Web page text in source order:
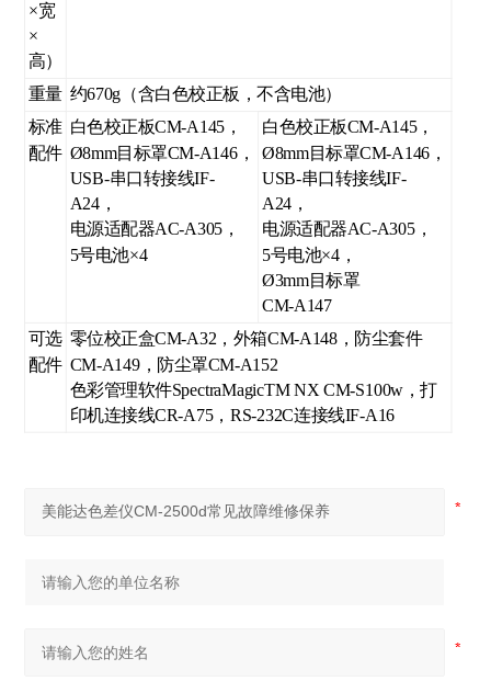
×宽
×
高）
重量 约670g（含白色校正板，不含电池）
标准
配件
白色校正板CM-A145，
Ø8mm目标罩CM-A146，
USB-串口转接线IF-
A24，
电源适配器AC-A305，
5号电池×4
白色校正板CM-A145，
Ø8mm目标罩CM-A146，
USB-串口转接线IF-
A24，
电源适配器AC-A305，
5号电池×4，
Ø3mm目标罩
CM-A147
可选
配件
零位校正盒CM-A32，外箱CM-A148，防尘套件
CM-A149，防尘罩CM-A152
色彩管理软件SpectraMagicTM NX CM-S100w，打
印机连接线CR-A75，RS-232C连接线IF-A16